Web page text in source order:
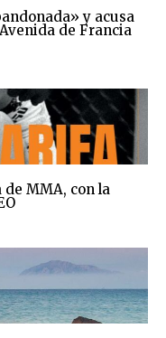
y acusa
de Francia
de MMA, con la